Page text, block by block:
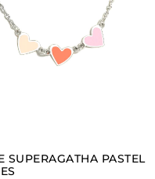
VER AÑADIR
SUPERAGATHA PASTEL